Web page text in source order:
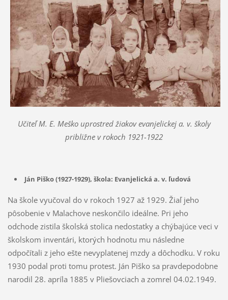
Učiteľ M. E. Meško uprostred žiakov evanjelickej a. v. školy
približne v rokoch 1921-1922
Ján Piško (1927-1929), škola: Evanjelická a. v. ľudová
Na škole vyučoval do v rokoch 1927 až 1929. Žiaľ jeho
pôsobenie v Malachove neskončilo ideálne. Pri jeho
odchode zistila školská stolica nedostatky a chýbajúce veci v
školskom inventári, ktorých hodnotu mu následne
odpočítali z jeho ešte nevyplatenej mzdy a dôchodku. V roku
1930 podal proti tomu protest. Ján Piško sa pravdepodobne
narodil 28. apríla 1885 v Pliešovciach a zomrel 04.02.1949.